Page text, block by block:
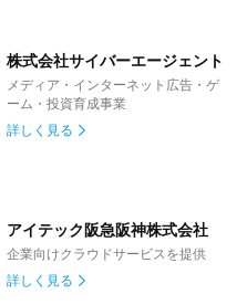
株式会社サイバーエージェント
メディア・インターネット広告・ゲ
ーム・投資育成事業
詳しく見る
アイテック阪急阪神株式会社
企業向けクラウドサービスを提供
詳しく見る